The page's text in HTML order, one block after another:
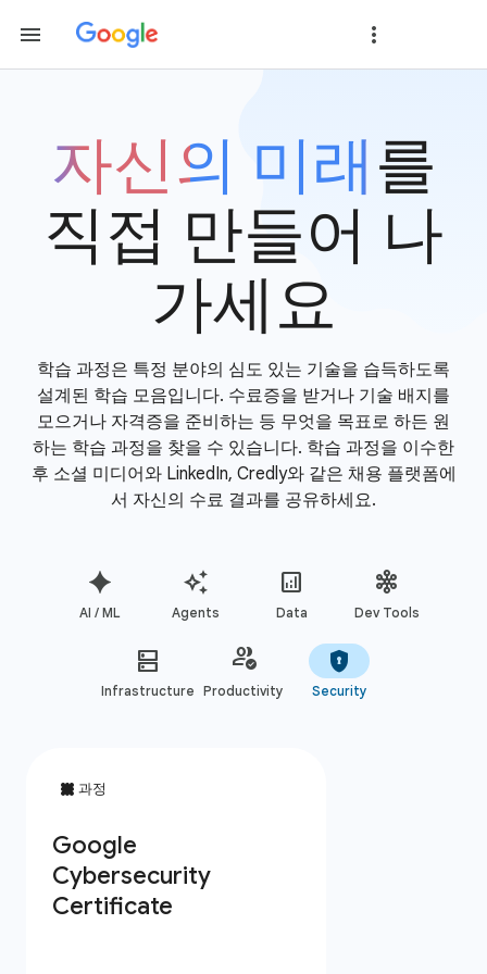
자신의 미래를
직접 만들어 나
가세요
학습 과정은 특정 분야의 심도 있는 기술을 습득하도록
설계된 학습 모음입니다. 수료증을 받거나 기술 배지를
모으거나 자격증을 준비하는 등 무엇을 목표로 하든 원
하는 학습 과정을 찾을 수 있습니다. 학습 과정을 이수한
후 소셜 미디어와 LinkedIn, Credly와 같은 채용 플랫폼에
서 자신의 수료 결과를 공유하세요.
AI / ML Agents Data Dev Tools
Infrastructure Productivity Security